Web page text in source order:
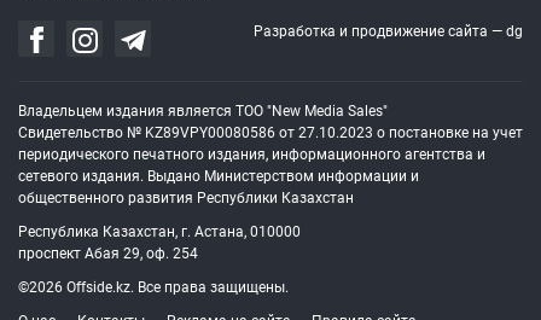
Разработка и продвижение сайта — dg
Владельцем издания является ТОО "New Media Sales"
Свидетельство № KZ89VPY00080586 от 27.10.2023 о постановке на учет
периодического печатного издания, информационного агентства и
сетевого издания. Выдано Министерством информации и
общественного развития Республики Казахстан
Республика Казахстан, г. Астана, 010000
проспект Абая 29, оф. 254
©2026 Offside.kz. Все права защищены.